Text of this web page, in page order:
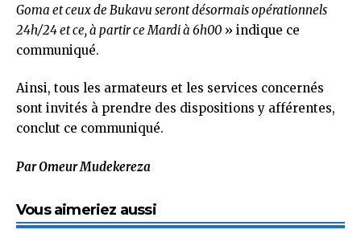
Goma et ceux de Bukavu seront désormais opérationnels
24h/24 et ce, à partir ce Mardi à 6h00 » indique ce
communiqué.
Ainsi, tous les armateurs et les services concernés
sont invités à prendre des dispositions y afférentes,
conclut ce communiqué.
Par Omeur Mudekereza
Vous aimeriez aussi